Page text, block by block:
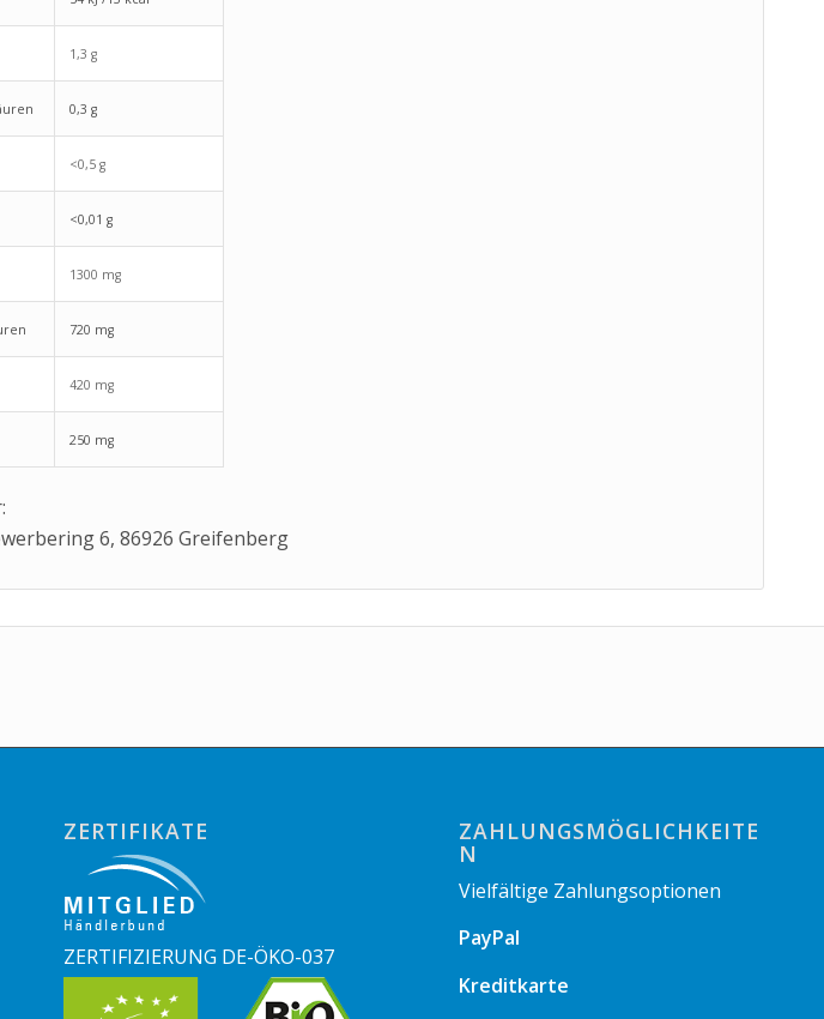
1,3 g
0,3 g
<0,5 g
<0,01 g
1300 mg
720 mg
420 mg
250 mg
6, 86926 Greifenberg
ZERTIFIKATE
ZERTIFIZIERUNG DE-ÖKO-037
ZAHLUNGSMÖGLICHKEITE
N
Vielfältige Zahlungsoptionen
PayPal
Kreditkarte